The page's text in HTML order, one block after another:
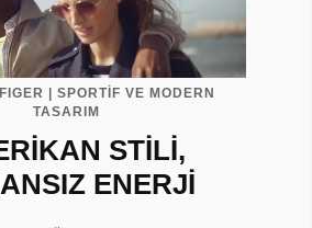
| SPORTİF VE MODERN
TASARIM
STİLİ,
ENERJİ